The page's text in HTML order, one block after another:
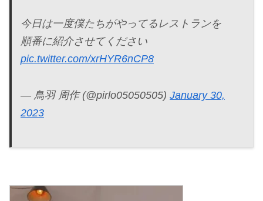
今日は一度僕たちがやってるレストランを
順番に紹介させてください
pic.twitter.com/xrHYR6nCP8
— 鳥羽 周作 (@pirlo05050505) January 30,
2023